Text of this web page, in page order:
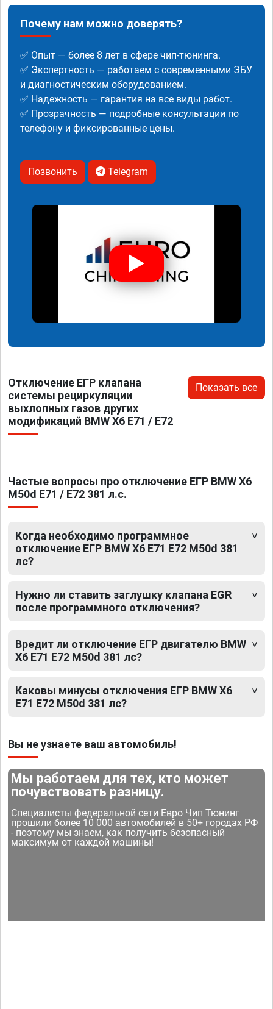
Почему нам можно доверять?
✅ Опыт — более 8 лет в сфере чип-тюнинга.
✅ Экспертность — работаем с современными ЭБУ
и диагностическим оборудованием.
✅ Надежность — гарантия на все виды работ.
✅ Прозрачность — подробные консультации по
телефону и фиксированные цены.
Позвонить Telegram
Отключение ЕГР клапана
системы рециркуляции
выхлопных газов других
модификаций BMW X6 E71 / E72
Показать все
Частые вопросы про отключение ЕГР BMW X6
M50d E71 / E72 381 л.с.
Когда необходимо программное
отключение ЕГР BMW X6 E71 E72 M50d 381
лс?
Нужно ли ставить заглушку клапана EGR
после программного отключения?
Вредит ли отключение ЕГР двигателю BMW
X6 E71 E72 M50d 381 лс?
Каковы минусы отключения ЕГР BMW X6
E71 E72 M50d 381 лс?
Вы не узнаете ваш автомобиль!
Мы работаем для тех, кто может
почувствовать разницу.
Специалисты федеральной сети Евро Чип Тюнинг
прошили более 10 000 автомобилей в 50+ городах РФ
- поэтому мы знаем, как получить безопасный
максимум от каждой машины!